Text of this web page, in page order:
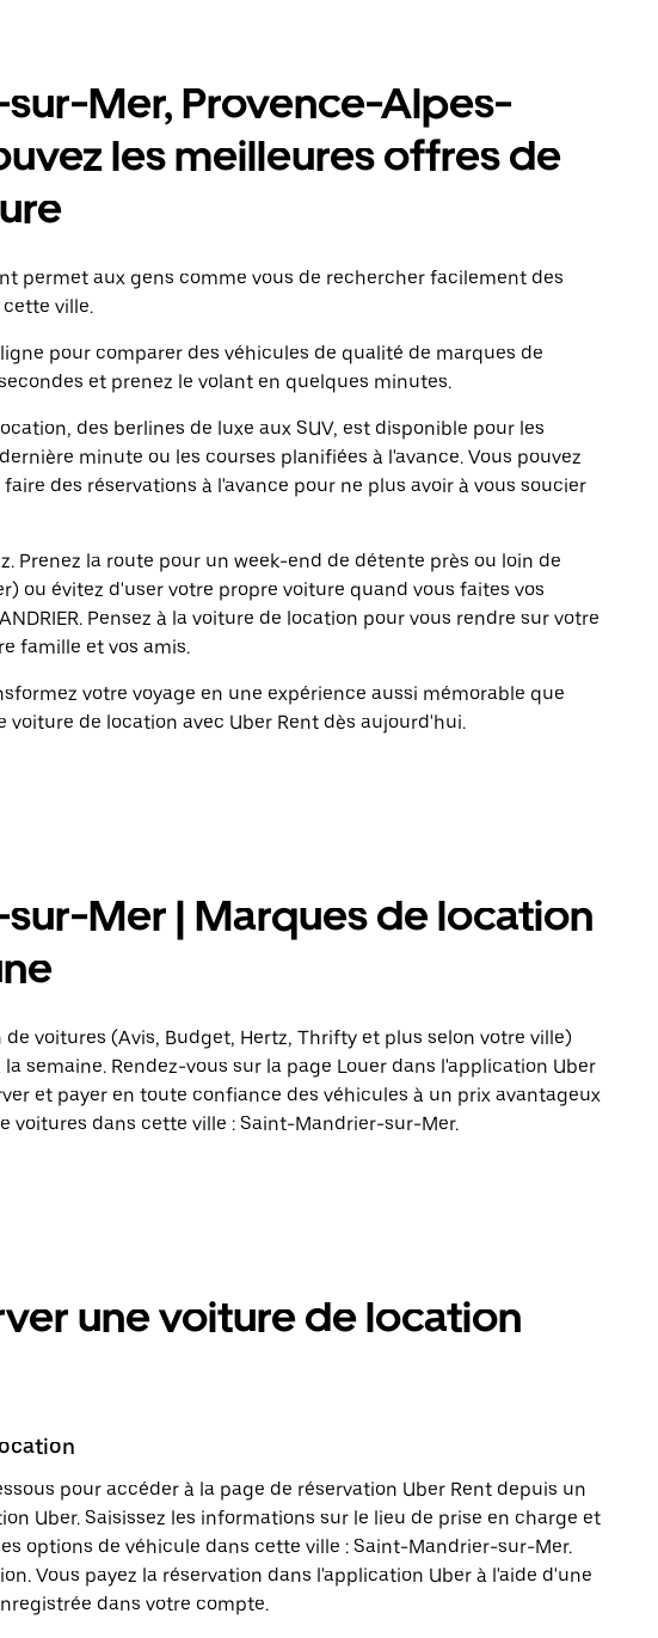
Mer, Provence-Alpes-
les meilleures offres de
permet aux gens comme vous de rechercher facilement des
ville.
pour comparer des véhicules de qualité de marques de
et prenez le volant en quelques minutes.
des berlines de luxe aux SUV, est disponible pour les
minute ou les courses planifiées à l'avance. Vous pouvez
des réservations à l'avance pour ne plus avoir à vous soucier
Prenez la route pour un week-end de détente près ou loin de
ou évitez d'user votre propre voiture quand vous faites vos
Pensez à la voiture de location pour vous rendre sur votre
famille et vos amis.
votre voyage en une expérience aussi mémorable que
de location avec Uber Rent dès aujourd'hui.
Mer | Marques de location
voitures (Avis, Budget, Hertz, Thrifty et plus selon votre ville)
semaine. Rendez-vous sur la page Louer dans l'application Uber
et payer en toute confiance des véhicules à un prix avantageux
voitures dans cette ville : Saint-Mandrier-sur-Mer.
une voiture de location
pour accéder à la page de réservation Uber Rent depuis un
Uber. Saisissez les informations sur le lieu de prise en charge et
options de véhicule dans cette ville : Saint-Mandrier-sur-Mer.
Vous payez la réservation dans l'application Uber à l'aide d'une
dans votre compte.